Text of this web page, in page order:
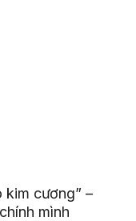
cương” –
mình